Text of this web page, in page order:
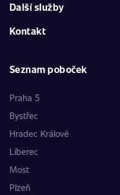
Další služby
Kontakt
Seznam poboček
Praha 5
Bystřec
Hradec Králové
Liberec
Most
Plzeň